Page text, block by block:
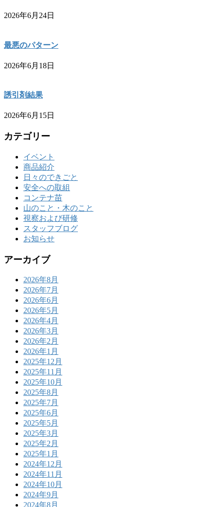
2026年6月24日
最悪のパターン
2026年6月18日
誘引剤結果
2026年6月15日
カテゴリー
イベント
商品紹介
日々のできごと
安全への取組
コンテナ苗
山のこと・木のこと
視察および研修
スタッフブログ
お知らせ
アーカイブ
2026年8月
2026年7月
2026年6月
2026年5月
2026年4月
2026年3月
2026年2月
2026年1月
2025年12月
2025年11月
2025年10月
2025年8月
2025年7月
2025年6月
2025年5月
2025年3月
2025年2月
2025年1月
2024年12月
2024年11月
2024年10月
2024年9月
2024年8月